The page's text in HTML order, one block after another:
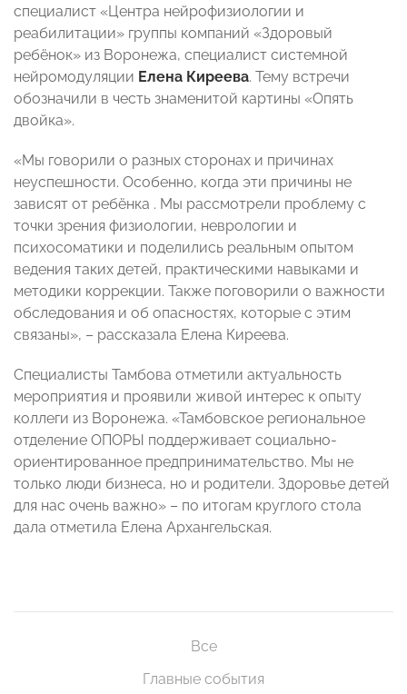
специалист «Центра нейрофизиологии и
реабилитации» группы компаний «Здоровый
ребёнок» из Воронежа, специалист системной
нейромодуляции Елена Киреева. Тему встречи
обозначили в честь знаменитой картины «Опять
двойка».
«Мы говорили о разных сторонах и причинах
неуспешности. Особенно, когда эти причины не
зависят от ребёнка . Мы рассмотрели проблему с
точки зрения физиологии, неврологии и
психосоматики и поделились реальным опытом
ведения таких детей, практическими навыками и
методики коррекции. Также поговорили о важности
обследования и об опасностях, которые с этим
связаны», – рассказала Елена Киреева.
Специалисты Тамбова отметили актуальность
мероприятия и проявили живой интерес к опыту
коллеги из Воронежа. «Тамбовское региональное
отделение ОПОРЫ поддерживает социально-
ориентированное предпринимательство. Мы не
только люди бизнеса, но и родители. Здоровье детей
для нас очень важно» – по итогам круглого стола
дала отметила Елена Архангельская.
Все
Главные события